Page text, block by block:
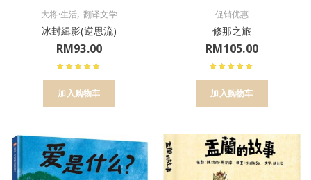
大将·生活, 翻译文学
冰封緝影(逆思流)
RM93.00
加入购物车
促销优惠
修那之旅
RM105.00
加入购物车